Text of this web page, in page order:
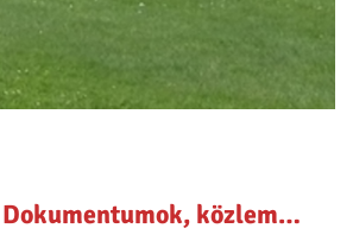
Dokumentumok, közlemények